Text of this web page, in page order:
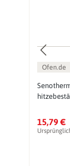
Ofen.de
15,79 €